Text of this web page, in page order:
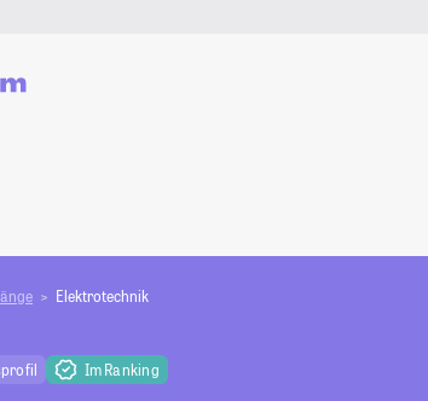
Elektrotechnik
Im Ranking